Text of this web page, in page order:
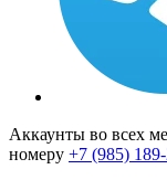
Аккаунты во всех
номеру +7 (985)